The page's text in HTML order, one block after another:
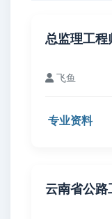
总监理工
飞鱼
专业资料
云南省公